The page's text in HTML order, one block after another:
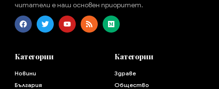
читатели е наш основен приоритет.
Категории
Новини
България
Категории
Здраве
Общество